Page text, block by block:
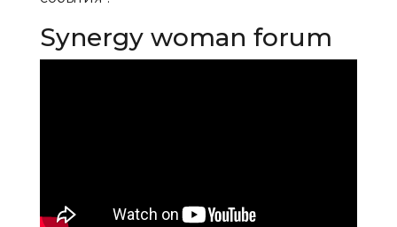
Synergy woman forum